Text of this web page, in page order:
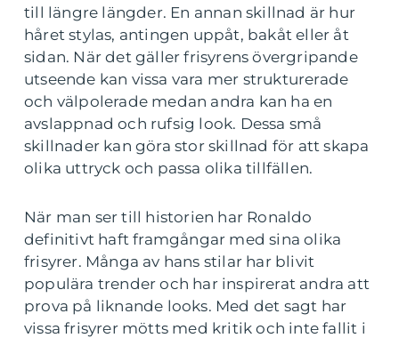
till längre längder. En annan skillnad är hur
håret stylas, antingen uppåt, bakåt eller åt
sidan. När det gäller frisyrens övergripande
utseende kan vissa vara mer strukturerade
och välpolerade medan andra kan ha en
avslappnad och rufsig look. Dessa små
skillnader kan göra stor skillnad för att skapa
olika uttryck och passa olika tillfällen.
När man ser till historien har Ronaldo
definitivt haft framgångar med sina olika
frisyrer. Många av hans stilar har blivit
populära trender och har inspirerat andra att
prova på liknande looks. Med det sagt har
vissa frisyrer mötts med kritik och inte fallit i